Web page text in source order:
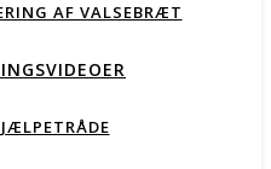
AF VALSEBRÆT